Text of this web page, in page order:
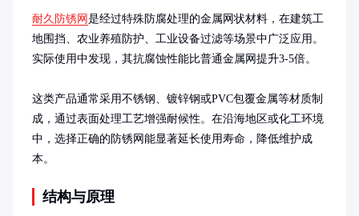
耐久防锈网 是经过特殊防腐处理的金属网状材料，在建筑工
地围挡、农业养殖防护、工业设备过滤等场景中广泛应用。
实际使用中发现，其抗腐蚀性能比普通金属网提升3-5倍。
这类产品通常采用不锈钢、镀锌钢或PVC包覆金属等材质制
成，通过表面处理工艺增强耐候性。在沿海地区或化工环境
中，选择正确的防锈网能显著延长使用寿命，降低维护成
本。
结构与原理